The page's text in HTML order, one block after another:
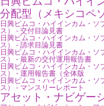
分配型（メキシコペ
日興ピムコ・ハイインカム・ソ
ス） - 交付目論見書
日興ピムコ・ハイインカム・ソ
ス） - 請求目論見書
日興ピムコ・ハイインカム・ソ
ス） - 最新の交付運用報告書
日興ピムコ・ハイインカム・ソ
ス） - 運用報告書（全体版
日興ピムコ・ハイインカム・ソ
ス） - マンスリーレポート
アセット・ナビゲー